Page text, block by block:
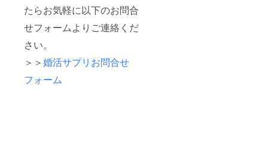
たらお気軽に以下のお問合
せフォームよりご連絡くだ
さい。
＞＞婚活サプリお問合せ
フォーム